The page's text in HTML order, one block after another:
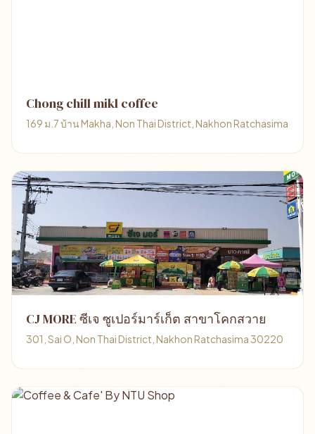
Chong chill mikl coffee
169 ม.7 บ้าน Makha, Non Thai District, Nakhon Ratchasima
CJ MORE ซีเจ ซูเปอร์มาร์เก็ต สาขาโคกสวาย
301, Sai O, Non Thai District, Nakhon Ratchasima 30220